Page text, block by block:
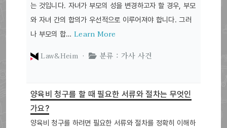
는 것입니다. 자녀가 부모의 성을 변경하고자 할 경우, 부모
와 자녀 간의 합의가 우선적으로 이루어져야 합니다. 그러
나 부모의 합…Learn More
Law&Heim ·
분류 : 가사 사건
양육비 청구를 할 때 필요한 서류와 절차는 무엇인
가요?
양육비 청구를 하려면 필요한 서류와 절차를 정확히 이해하